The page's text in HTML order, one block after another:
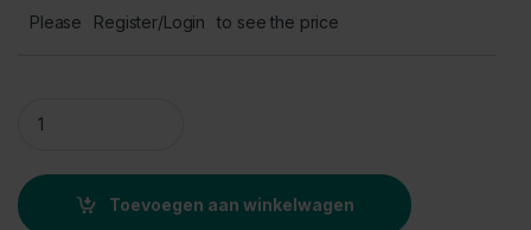
Please Register/Login to see the price
Toevoegen aan winkelwagen